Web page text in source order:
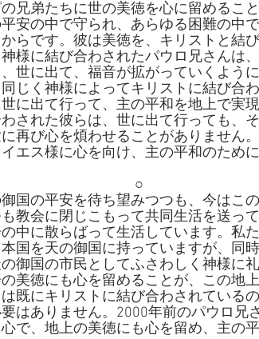
兄弟たちに世の美徳を心に留めるこ
安の中で守られ、あらゆる困難の中
らです。彼は美徳を、キリストと結
様に結び合わされたパウロ兄さんは
世に出て、福音が拡がっていくよう
じく神様によってキリストに結び合
に出て行って、主の平和を地上で実
された彼らは、世に出て行っても、
再び心を煩わせることがありません
エス様に心を向け、主の平和のため
○
国の平安を待ち望みつつも、今はこ
教会に閉じこもって共同生活を送っ
中に散らばって生活しています。私
国を天の御国に持っていますが、同
御国の市民としてふさわしく神様に
美徳にも心を留めることが、この地
既にキリストに結び合わされている
はありません。2000年前のパウロ兄
で、地上の美徳にも心を留め、主の